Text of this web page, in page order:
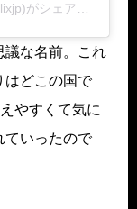
Netflix Japan | ネットフリックス(@netflixjp)がシェアした投稿
議な名前。これ
はどこの国で
やすくて気に
ていったので